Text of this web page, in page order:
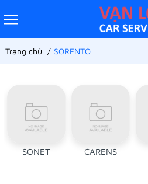
Trang chủ SORENTO
SONET CARENS